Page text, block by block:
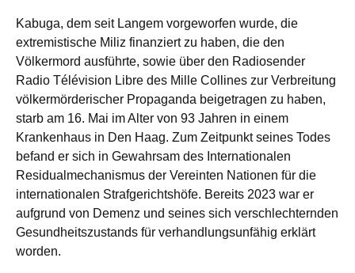
Kabuga, dem seit Langem vorgeworfen wurde, die
extremistische Miliz finanziert zu haben, die den
Völkermord ausführte, sowie über den Radiosender
Radio Télévision Libre des Mille Collines zur Verbreitung
völkermörderischer Propaganda beigetragen zu haben,
starb am 16. Mai im Alter von 93 Jahren in einem
Krankenhaus in Den Haag. Zum Zeitpunkt seines Todes
befand er sich in Gewahrsam des Internationalen
Residualmechanismus der Vereinten Nationen für die
internationalen Strafgerichtshöfe. Bereits 2023 war er
aufgrund von Demenz und seines sich verschlechternden
Gesundheitszustands für verhandlungsunfähig erklärt
worden.